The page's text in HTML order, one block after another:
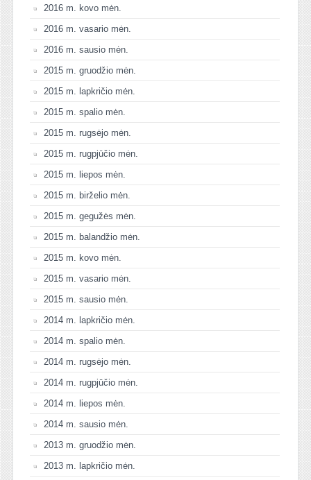
2016 m. kovo mėn.
2016 m. vasario mėn.
2016 m. sausio mėn.
2015 m. gruodžio mėn.
2015 m. lapkričio mėn.
2015 m. spalio mėn.
2015 m. rugsėjo mėn.
2015 m. rugpjūčio mėn.
2015 m. liepos mėn.
2015 m. birželio mėn.
2015 m. gegužės mėn.
2015 m. balandžio mėn.
2015 m. kovo mėn.
2015 m. vasario mėn.
2015 m. sausio mėn.
2014 m. lapkričio mėn.
2014 m. spalio mėn.
2014 m. rugsėjo mėn.
2014 m. rugpjūčio mėn.
2014 m. liepos mėn.
2014 m. sausio mėn.
2013 m. gruodžio mėn.
2013 m. lapkričio mėn.